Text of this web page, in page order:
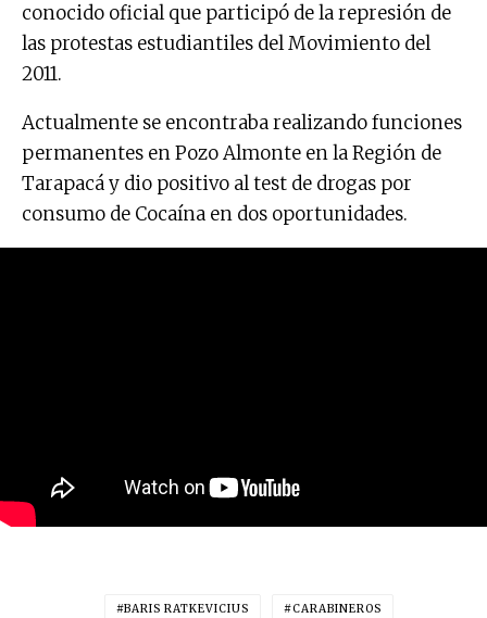
conocido oficial que participó de la represión de
las protestas estudiantiles del Movimiento del
2011.
Actualmente se encontraba realizando funciones
permanentes en Pozo Almonte en la Región de
Tarapacá y dio positivo al test de drogas por
consumo de Cocaína en dos oportunidades.
BARIS RATKEVICIUS CARABINEROS